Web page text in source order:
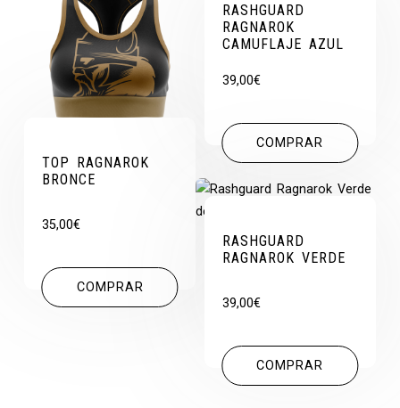
TOP RAGNAROK
BRONCE
35,00€
COMPRAR
RASHGUARD
RAGNAROK
CAMUFLAJE AZUL
39,00€
COMPRAR
RASHGUARD
RAGNAROK VERDE
39,00€
COMPRAR